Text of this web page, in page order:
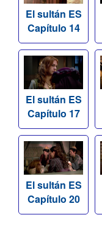
El sultán ES
Capítulo 14
El sultán ES
Capítulo 17
El sultán ES
Capítulo 20